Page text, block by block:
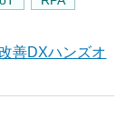
善DXハンズオ